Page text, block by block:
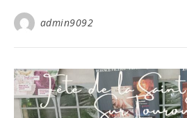
admin9092